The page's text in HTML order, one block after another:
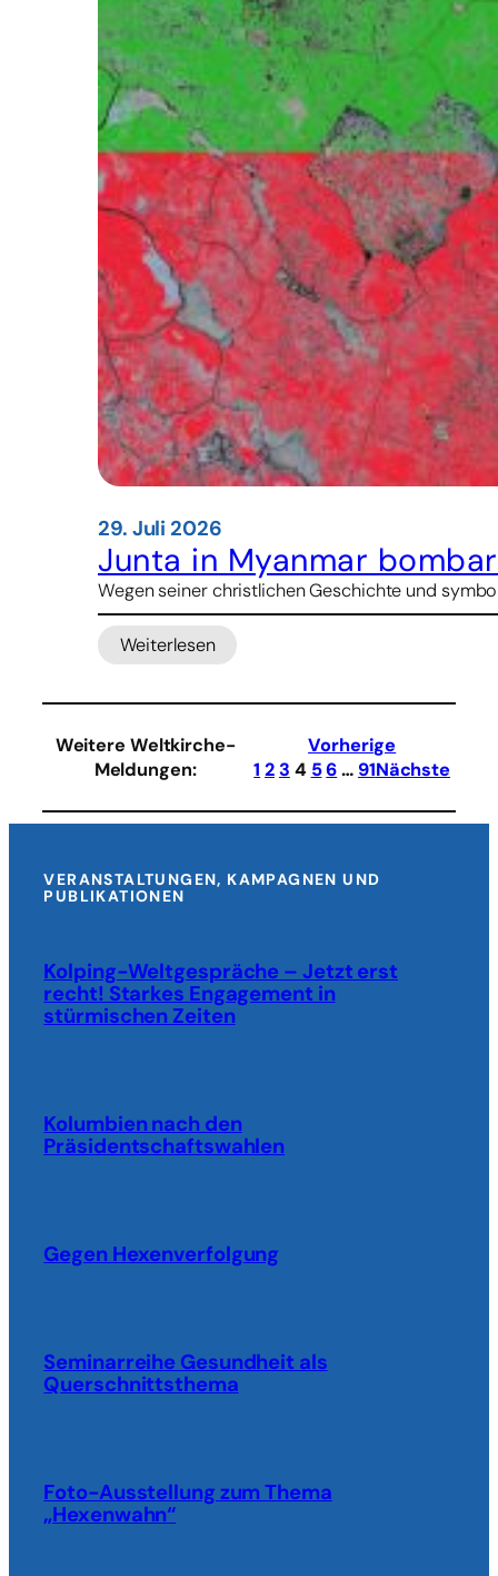
29. Juli 2026
Junta in Myanmar
Wegen seiner christlichen Geschichte und
Weiterlesen
:
in
bombardiert
Heimatdorf
Kardinal
Weitere Weltkirche-
Meldungen:
Vorherige
1 23 4 56… 91Nächste
VERANSTALTUNGEN, KAMPAGNEN UND
PUBLIKATIONEN
Kolping-Weltgespräche – Jetzt erst
recht! Starkes Engagement in
stürmischen Zeiten
Kolumbien nach den
Präsidentschaftswahlen
Gegen Hexenverfolgung
Seminarreihe Gesundheit als
Querschnittsthema
Foto-Ausstellung zum Thema
„Hexenwahn“